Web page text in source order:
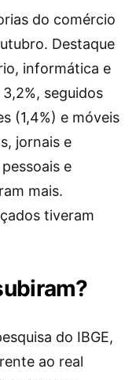
do comércio
Destaque
informática e
seguidos
(1,4%) e móveis
jornais e
e
mais.
tiveram
do IBGE,
ao real